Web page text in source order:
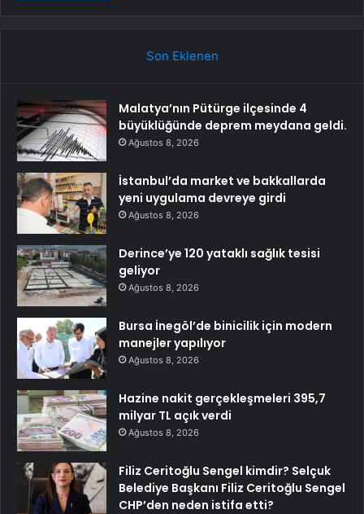
Son Eklenen
Malatya’nın Pütürge ilçesinde 4
büyüklüğünde deprem meydana geldi.
Ağustos 8, 2026
İstanbul’da market ve bakkallarda
yeni uygulama devreye girdi
Ağustos 8, 2026
Derince’ye 120 yataklı sağlık tesisi
geliyor
Ağustos 8, 2026
Bursa İnegöl’de binicilik için modern
manejler yapılıyor
Ağustos 8, 2026
Hazine nakit gerçekleşmeleri 395,7
milyar TL açık verdi
Ağustos 8, 2026
Filiz Ceritoğlu Sengel kimdir? Selçuk
Belediye Başkanı Filiz Ceritoğlu Sengel
CHP’den neden istifa etti?